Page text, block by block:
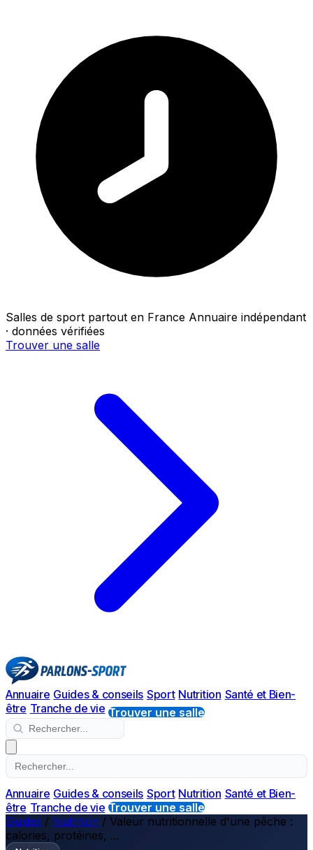
Salles de sport partout en France Annuaire indépendant
· données vérifiées
Trouver une salle
Annuaire Guides & conseils Sport Nutrition Santé et Bien-
être Tranche de vie Trouver une salle
Annuaire Guides & conseils Sport Nutrition Santé et Bien-
être Tranche de vie Trouver une salle
Guides / Nutrition / Valeur nutritionnelle d'une pêche :
calories, protéines, ...